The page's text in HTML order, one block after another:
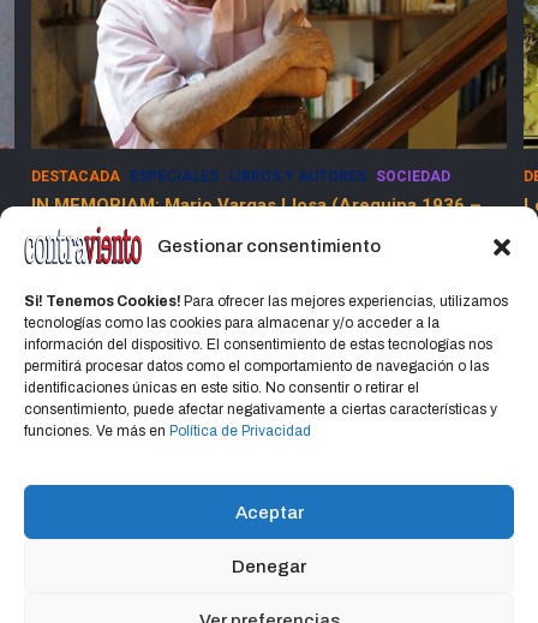
Gestionar consentimiento
Si! Tenemos Cookies! Para ofrecer las mejores experiencias, utilizamos
tecnologías como las cookies para almacenar y/o acceder a la
información del dispositivo. El consentimiento de estas tecnologías nos
permitirá procesar datos como el comportamiento de navegación o las
identificaciones únicas en este sitio. No consentir o retirar el
consentimiento, puede afectar negativamente a ciertas características y
funciones. Ve más en Política de Privacidad
Aceptar
Denegar
DESTACADA ESPECIALES LIBROS Y AUTORES SOCIEDAD
IN MEMORIAM: Mario Vargas Llosa (Arequipa 1936 –
Lima 2025)
15 abril, 2025
Home Política de privacidad
CONTACTO
CONTRAVIENTO
Portal Hospedado en Hosting Montevideo Más de 15 años de